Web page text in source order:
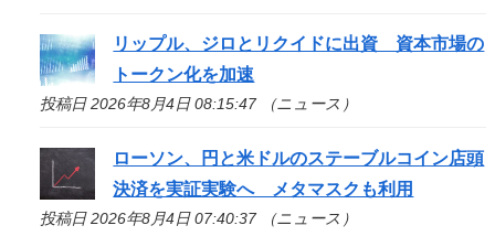
リップル、ジロとリクイドに出資 資本市場の
トークン化を加速
投稿日 2026年8月4日 08:15:47 （ニュース）
ローソン、円と米ドルのステーブルコイン店頭
決済を実証実験へ メタマスクも利用
投稿日 2026年8月4日 07:40:37 （ニュース）